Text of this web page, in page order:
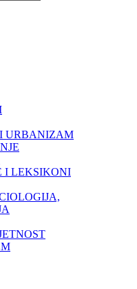
URBANIZAM
I LEKSIKONI